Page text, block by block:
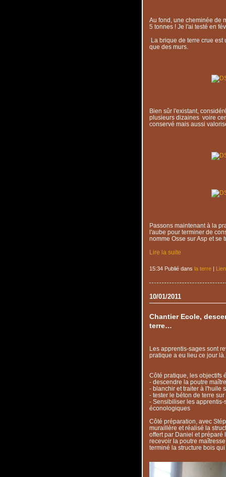
Au fond, une cheminée de
5 tonnes ! Je l'ai testé en
La brique de terre crue est
que des murs.
Bien sûr l'existant,
plusieurs dizaines voire
conservé mais aussi
Passons maintenant à la
l'aube pour terminer de
nomme Osse sur Asp et se
Lire la suite
15:34 Publié dans la terre|
10/01/2011
Chantier Ecole,
terre…
Les apprentis-sages sont
pratique a eu lieu ce jour là.
Côté pratique, les objectifs
- descendre la poutre
- blanchir et traiter à l'huile
- tester le béton de terre
- Sensibiliser les
éconologiques
Côté préparation, avec
muraillère et réalisé la
offert par Daniel et préparé
recevoir la poutre
terminé la structure bois